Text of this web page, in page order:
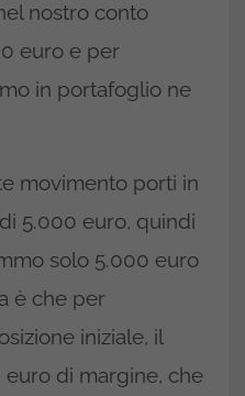
nostro conto
euro e per
in portafoglio ne
movimento porti in
5.000 euro, quindi
solo 5.000 euro
è che per
iniziale, il
di margine, che